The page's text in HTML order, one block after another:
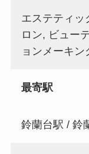
エステティッ
ロン, ビュー
ョンメーキン
最寄駅
鈴蘭台駅 / 鈴